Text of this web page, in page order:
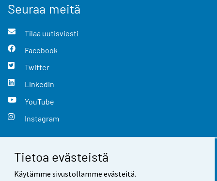
Tietoa evästeistä
Käytämme sivustollamme evästeitä.
Seuraa meitä
Tilaa uutisviesti
Facebook
Twitter
LinkedIn
YouTube
Instagram
Yhteystiedot
Palaute